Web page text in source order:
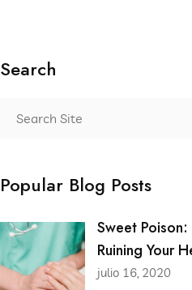
Search
Popular Blog Posts
Sweet
Ruining Your
julio 16, 2020